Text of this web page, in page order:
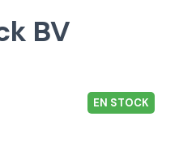
BV
EN STOCK